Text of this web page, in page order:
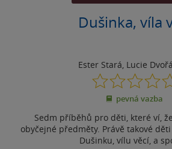
Dušinka, víla
Ester Stará, Lucie
0.0
z
5
pevná vazba
Sedm příběhů pro děti, které ví,
obyčejné předměty. Právě takové
Dušinku, vílu věcí, a